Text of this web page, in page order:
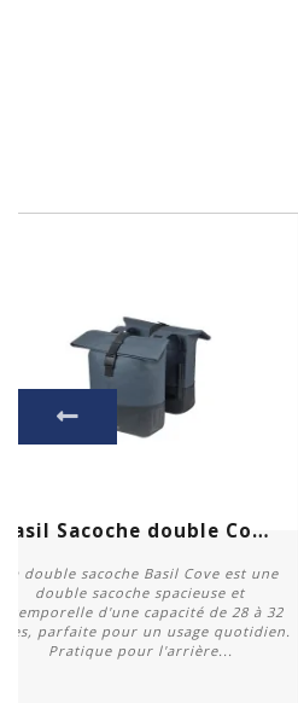
Acheter
Basil Sacoche double Cove...
La double sacoche Basil Cove est une
double sacoche spacieuse et
d'une capacité de 28 à 32
parfaite pour un usage quotidien.
Pratique pour l'arrière...